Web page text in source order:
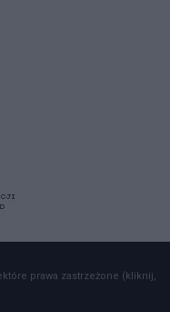
prawa zastrzeżone (kliknij,